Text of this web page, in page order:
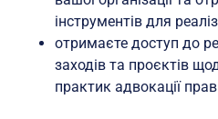
інструментів для
отримаєте доступ до
заходів та проєктів
практик адвокації прав